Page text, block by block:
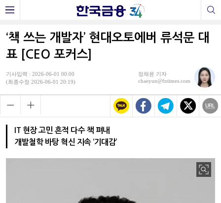
‘책 쓰는 개발자’ 현대오토에버 류석문 대
표 [CEO 포커스]
기사입력 : 2026-06-01 00:00
(최종수정 2026-06-01 20:19)
정채윤 기자
chaeyun@fntimes.com
IT 현장 고민 흔적 다수 책 펴내
개발철학 바탕 혁신 지속 ‘기대감’